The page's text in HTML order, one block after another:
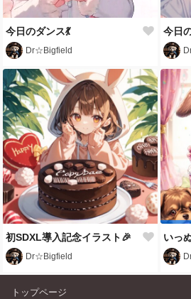
今日のダンス💃
Dr☆Bigfield
今日
初SDXL導入記念イラスト🎉
Dr☆Bigfield
いっ
トップページ